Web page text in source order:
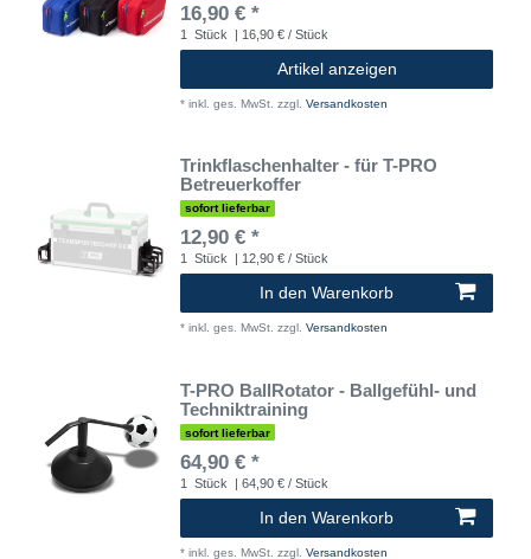
16,90 € *
1 Stück | 16,90 € / Stück
Artikel anzeigen
* inkl. ges. MwSt. zzgl. Versandkosten
Trinkflaschenhalter - für T-PRO
Betreuerkoffer
sofort lieferbar
12,90 € *
1 Stück | 12,90 € / Stück
In den Warenkorb
* inkl. ges. MwSt. zzgl. Versandkosten
T-PRO BallRotator - Ballgefühl- und
Techniktraining
sofort lieferbar
64,90 € *
1 Stück | 64,90 € / Stück
In den Warenkorb
* inkl. ges. MwSt. zzgl. Versandkosten